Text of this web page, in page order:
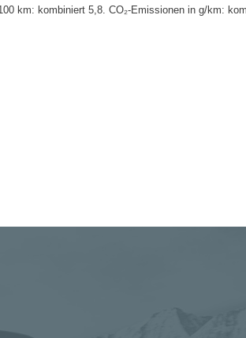
km: kombiniert 5,8. CO₂-Emissionen in g/km: